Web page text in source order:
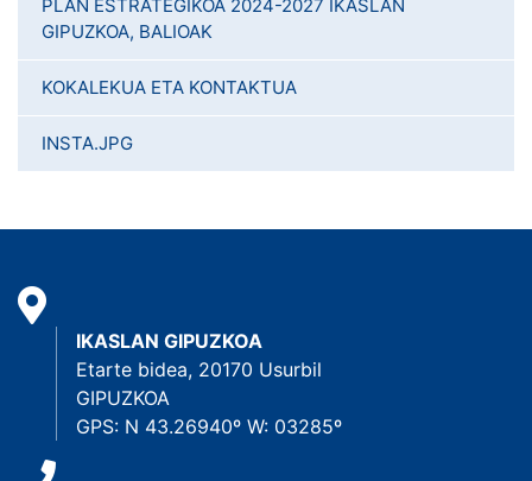
PLAN ESTRATEGIKOA 2024-2027 IKASLAN
GIPUZKOA, BALIOAK
KOKALEKUA ETA KONTAKTUA
INSTA.JPG
IKASLAN GIPUZKOA
Etarte bidea, 20170 Usurbil
GIPUZKOA
GPS: N 43.26940º W: 03285º